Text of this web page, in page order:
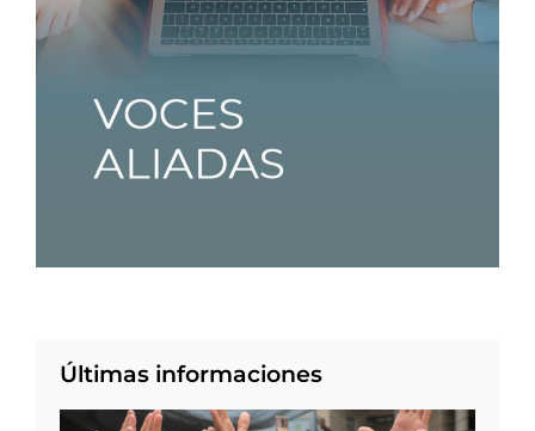
Últimas informaciones